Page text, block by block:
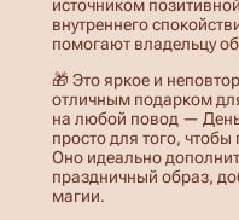
источником
внутреннего
помогают владельцу
🎁 Это яркое и
отличным подарком
на любой повод —
просто для того, чтобы
Оно идеально
праздничный образ,
магии.